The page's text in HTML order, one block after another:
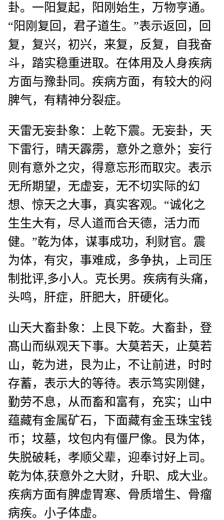
卦。一阳复起，阳刚始生，万物亨通。
“阳刚复回，君子道生。”表示返回，回
复，复兴，初兴，来复，反复，自我奋
斗，踏实稳重进取。在体用及人身疾病
方面与豫卦同。疾病方面，有较大的闷
脾气，有精神分裂症。
天雷无妄卦象：上乾下震。无妄卦，天
下雷行，晴天霹雳，意外之意外；妄行
则有意外之灾，得意忘形而取灾。表示
无所期望，无虚妄，无不切实际的幻
想、惊天之大事，真实客观。“诚化之
生生大有，尽人道而合天德，活力而
健。”乾为体，谋事成功，利财官。震
为体，有灾，事难成，多争执，上司压
制批评,多小人。克长男。疾病有头痛，
头鸣，肝症，肝肥大，肝硬化。
山天大畜卦象：上艮下乾。大畜卦，登
髙山而纵观天下事。大莫若天，止莫若
山，乾为进，艮为止，不让前进，时时
存蓄，表示大的等待。表示笃实刚健，
勤劳不息，从而畜和富有，充实；山中
蕴藏有金属矿石，下面藏有金玉珠宝钱
币；坟墓，坟包内有僵尸像。艮为体，
失脱破耗，孝顺父辈，迎奉讨好上司。
乾为体,获意外之大财，升职、成大业。
疾病方面有脾虚胃寒、骨质增生、骨瘤
病疾。小子体虚。